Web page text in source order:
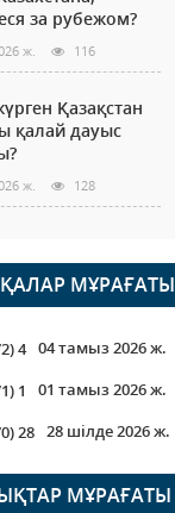
за рубежом?
ж. 116
Қазақстан
қалай дауыс
ж. 128
болған
ЕМЕС ҰЙЫМДАРҒА
СЫЙЛЫҚАҚЫ
ӨТІНІМ
БАСТАЛДЫ
ж. 106
МҰРАҒАТЫ
4 04 тамыз 2026 ж.
1
01 тамыз 2026 ж.
28 28 шілде 2026 ж.
МҰРАҒАТЫ